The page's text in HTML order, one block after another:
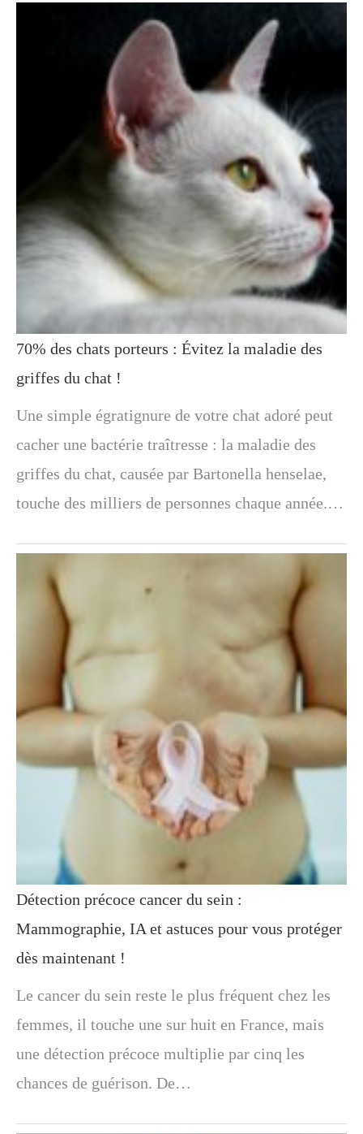
70% des chats porteurs : Évitez la maladie des
griffes du chat !
Une simple égratignure de votre chat adoré peut
cacher une bactérie traîtresse : la maladie des
griffes du chat, causée par Bartonella henselae,
touche des milliers de personnes chaque année.…
Détection précoce cancer du sein :
Mammographie, IA et astuces pour vous protéger
dès maintenant !
Le cancer du sein reste le plus fréquent chez les
femmes, il touche une sur huit en France, mais
une détection précoce multiplie par cinq les
chances de guérison. De…